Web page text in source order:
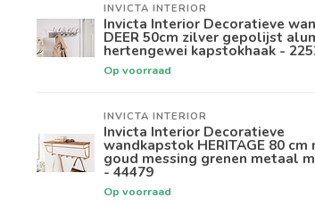
INVICTA INTERIOR
Invicta Interior Decoratieve
DEER 50cm zilver gepolijst
hertengewei kapstokhaak -
Op voorraad
INVICTA INTERIOR
Invicta Interior Decoratieve
wandkapstok HERITAGE 80
goud messing grenen metaal
- 44479
Op voorraad